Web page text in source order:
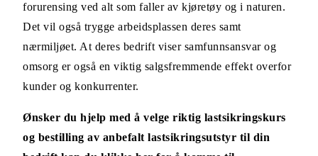
forurensing ved alt som faller av kjøretøy og i naturen.
Det vil også trygge arbeidsplassen deres samt
nærmiljøet. At deres bedrift viser samfunnsansvar og
omsorg er også en viktig salgsfremmende effekt overfor
kunder og konkurrenter.
Ønsker du hjelp med å velge riktig lastsikringskurs
og bestilling av anbefalt lastsikringsutstyr til din